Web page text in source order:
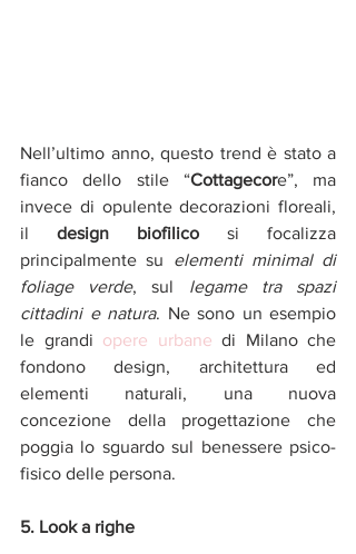
Nell’ultimo anno, questo trend è stato a
fianco dello stile “Cottagecore”, ma
invece di opulente decorazioni floreali,
il design biofilico si focalizza
principalmente su elementi minimal di
foliage verde, sul legame tra spazi
cittadini e natura. Ne sono un esempio
le grandi opere urbane di Milano che
fondono design, architettura ed
elementi naturali, una nuova
concezione della progettazione che
poggia lo sguardo sul benessere psico-
fisico delle persona.
5. Look a righe